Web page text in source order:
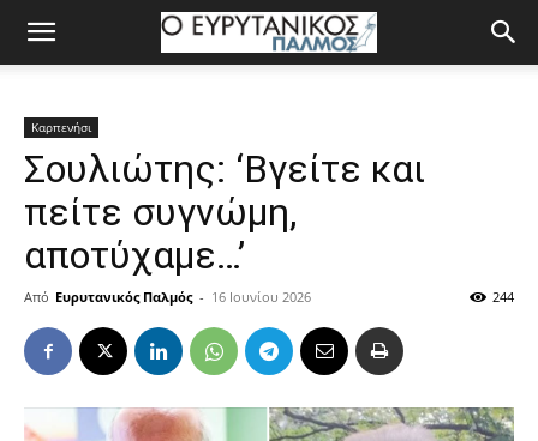
Καρπενήσι
Σουλιώτης: ‘Βγείτε και
πείτε συγνώμη,
αποτύχαμε…’
Από Ευρυτανικός Παλμός - 16 Ιουνίου 2026 244